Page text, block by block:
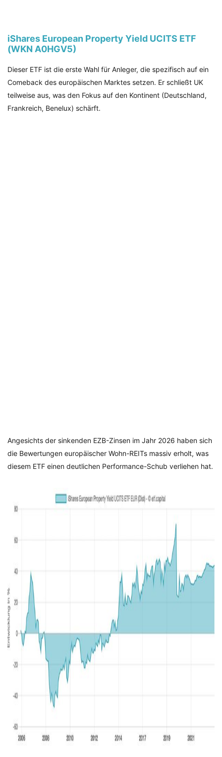
iShares European Property Yield UCITS ETF
(WKN A0HGV5)
Dieser ETF ist die erste Wahl für Anleger, die spezifisch auf ein
Comeback des europäischen Marktes setzen. Er schließt UK
teilweise aus, was den Fokus auf den Kontinent (Deutschland,
Frankreich, Benelux) schärft.
Angesichts der sinkenden EZB-Zinsen im Jahr 2026 haben sich
die Bewertungen europäischer Wohn-REITs massiv erholt, was
diesem ETF einen deutlichen Performance-Schub verliehen hat.